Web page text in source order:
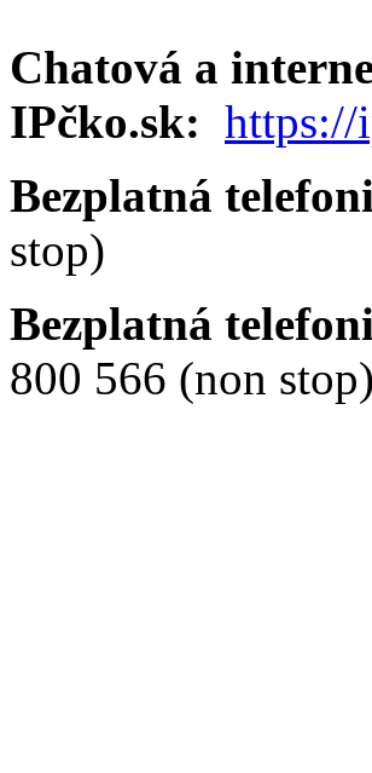
Chatová a
IPčko.sk: https://
Bezplatná
stop)
Bezplatná
800 566 (non stop)